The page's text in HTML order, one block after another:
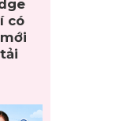
có